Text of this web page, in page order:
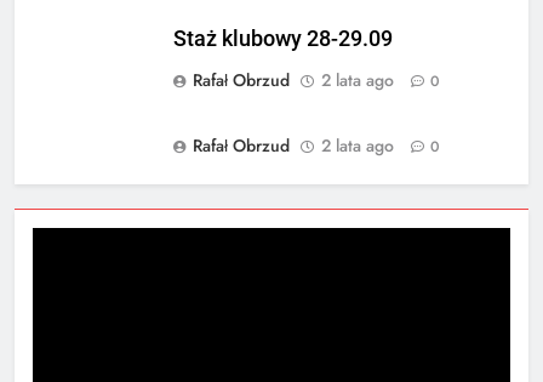
Staż klubowy 28-29.09
Rafał Obrzud
2 lata ago 0
Rafał Obrzud 2 lata ago 0